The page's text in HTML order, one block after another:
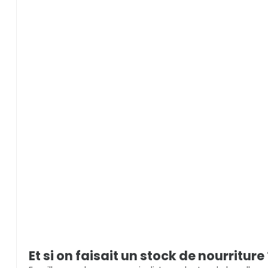
Et si on faisait un stock de nourriture